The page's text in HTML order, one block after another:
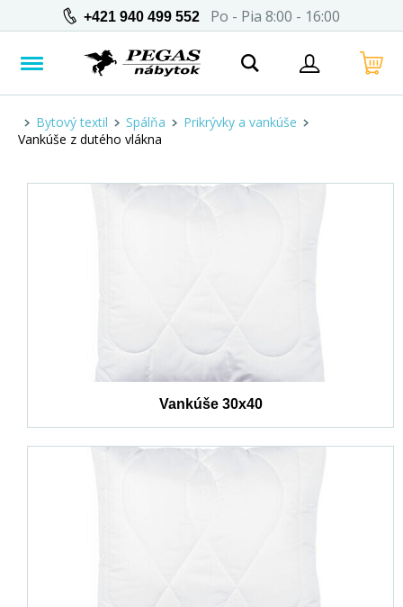
+421 940 499 552 Po - Pia 8:00 - 16:00
Bytový textil Spálňa
Prikrývky a vankúše
Vankúše z dutého vlákna
Vankúše 30x40